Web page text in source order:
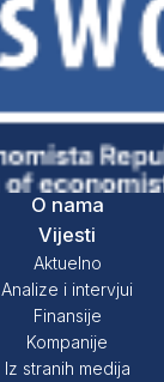
O nama
Vijesti
Aktuelno
Analize i intervjui
Finansije
Kompanije
Iz stranih medija